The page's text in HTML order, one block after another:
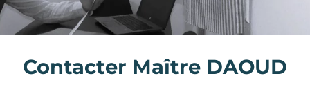
Contacter Maître DAOUD